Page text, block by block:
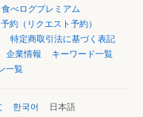
食べログプレミアム
約（リクエスト予約）
特定商取引法に基づく表記
企業情報
キーワード一覧
一覧
한국어 日本語